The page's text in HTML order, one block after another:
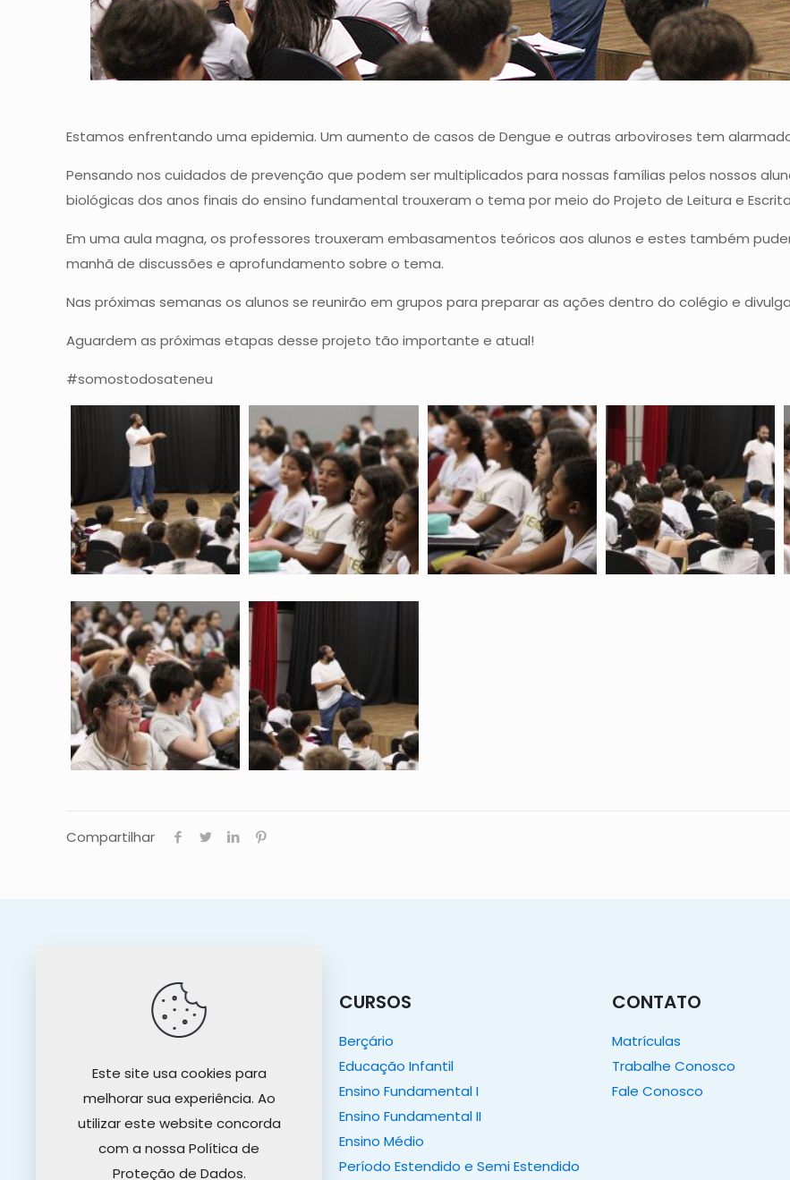
Estamos enfrentando uma epidemia. Um aumento de casos de Dengue e outras arboviroses tem
Pensando nos cuidados de prevenção que podem ser multiplicados para nossas famílias pelos nossos
biológicas dos anos finais do ensino fundamental trouxeram o tema por meio do Projeto de Leitura e Escrita
Em uma aula magna, os professores trouxeram embasamentos teóricos aos alunos e estes também
manhã de discussões e aprofundamento sobre o tema.
Nas próximas semanas os alunos se reunirão em grupos para preparar as ações dentro do colégio e
Aguardem as próximas etapas desse projeto tão importante e atual!
#somostodosateneu
Compartilhar
O COLÉGIO
Nosso Propósito
Projeto Educativo
Tour Virtual
CURSOS
Berçário
Educação Infantil
Ensino Fundamental I
Ensino Fundamental II
Ensino Médio
Período Estendido e Semi Estendido
CONTATO
Matrículas
Trabalhe Conosco
Fale Conosco
Este site usa cookies para
melhorar sua experiência. Ao
utilizar este website concorda
com a nossa Política de
Proteção de Dados.